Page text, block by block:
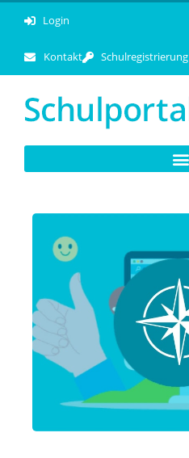
Login
Kontakt Schulregistrierung